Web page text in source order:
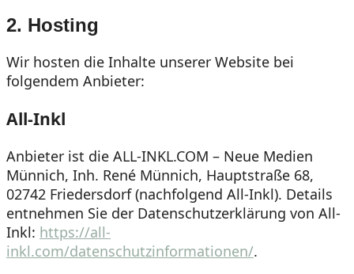
2. Hosting
Wir hosten die Inhalte unserer Website bei
folgendem Anbieter:
All-Inkl
Anbieter ist die ALL-INKL.COM – Neue Medien
Münnich, Inh. René Münnich, Hauptstraße 68,
02742 Friedersdorf (nachfolgend All-Inkl). Details
entnehmen Sie der Datenschutzerklärung von All-
Inkl: https://all-
inkl.com/datenschutzinformationen/.